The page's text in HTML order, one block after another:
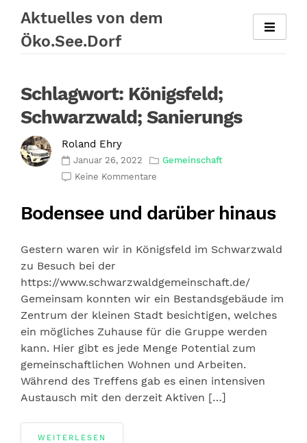
Inhalt
springen
Aktuelles von dem
Öko.See.Dorf
Schlagwort: Königsfeld;
Schwarzwald; Sanierungs
Roland Ehry
Januar 26, 2022
Gemeinschaft
Keine Kommentare
Bodensee und darüber hinaus
Gestern waren wir in Königsfeld im Schwarzwald
zu Besuch bei der
https://www.schwarzwaldgemeinschaft.de/
Gemeinsam konnten wir ein Bestandsgebäude im
Zentrum der kleinen Stadt besichtigen, welches
ein mögliches Zuhause für die Gruppe werden
kann. Hier gibt es jede Menge Potential zum
gemeinschaftlichen Wohnen und Arbeiten.
Während des Treffens gab es einen intensiven
Austausch mit den derzeit Aktiven […]
WEITERLESEN